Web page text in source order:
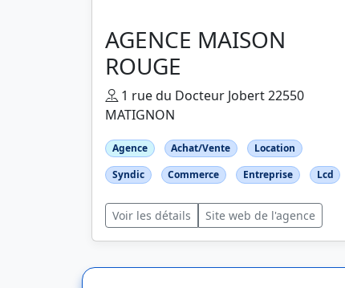
AGENCE MAISON
ROUGE
1 rue du Docteur Jobert 22550
MATIGNON
Agence Achat/Vente
Location
Syndic
Commerce Entreprise Lcd
Voir les détails Site web de l'agence